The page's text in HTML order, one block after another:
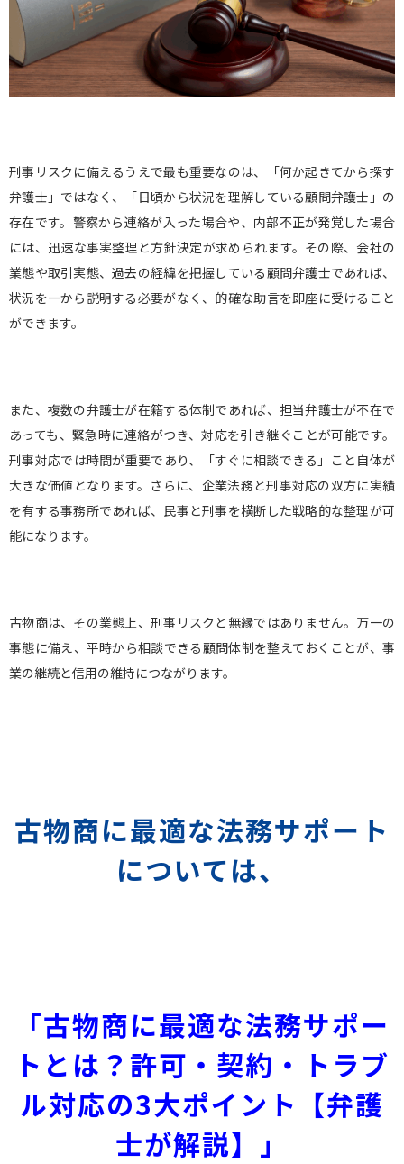
刑事リスクに備えるうえで最も重要なのは、「何か起きてから探す
弁護士」ではなく、「日頃から状況を理解している顧問弁護士」の
存在です。警察から連絡が入った場合や、内部不正が発覚した場合
には、迅速な事実整理と方針決定が求められます。その際、会社の
業態や取引実態、過去の経緯を把握している顧問弁護士であれば、
状況を一から説明する必要がなく、的確な助言を即座に受けること
ができます。
また、複数の弁護士が在籍する体制であれば、担当弁護士が不在で
あっても、緊急時に連絡がつき、対応を引き継ぐことが可能です。
刑事対応では時間が重要であり、「すぐに相談できる」こと自体が
大きな価値となります。さらに、企業法務と刑事対応の双方に実績
を有する事務所であれば、民事と刑事を横断した戦略的な整理が可
能になります。
古物商は、その業態上、刑事リスクと無縁ではありません。万一の
事態に備え、平時から相談できる顧問体制を整えておくことが、事
業の継続と信用の維持につながります。
古物商に最適な法務サポート
については、
「古物商に最適な法務サポー
トとは？許可・契約・トラブ
ル対応の3大ポイント【弁護
士が解説】」